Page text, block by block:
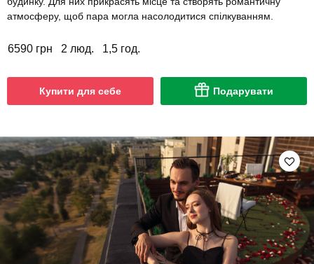
атмосферу, щоб пара могла насолодитися спілкуванням.
6590 грн 2 люд. 1,5 год.
Купити для себе Подарувати